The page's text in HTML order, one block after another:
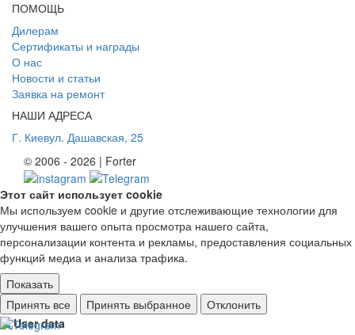
ПОМОЩЬ
Дилерам
Сертификаты и награды
О нас
Новости и статьи
Заявка на ремонт
НАШИ АДРЕСА
Г. Киевул. Дашавская, 25
© 2006 - 2026 | Forter
Этот сайт использует cookie
Мы используем cookie и другие отслеживающие технологии для
улучшения вашего опыта просмотра нашего сайта,
персонализации контента и рекламы, предоставления социальных
функций медиа и анализа трафика.
Показать
Ad storage
User data
Принять все Принять выбранное Отклонить